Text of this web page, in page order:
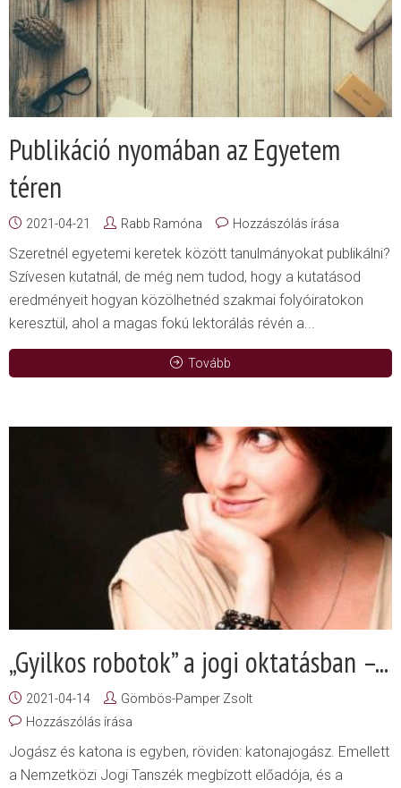
Publikáció nyomában az Egyetem
téren
2021-04-21 Rabb Ramóna Hozzászólás írása
Szeretnél egyetemi keretek között tanulmányokat publikálni?
Szívesen kutatnál, de még nem tudod, hogy a kutatásod
eredményeit hogyan közölhetnéd szakmai folyóiratokon
keresztül, ahol a magas fokú lektorálás révén a...
Tovább
„Gyilkos robotok” a jogi oktatásban –...
2021-04-14
Gömbös-Pamper Zsolt
Hozzászólás írása
Jogász és katona is egyben, röviden: katonajogász. Emellett
a Nemzetközi Jogi Tanszék megbízott előadója, és a